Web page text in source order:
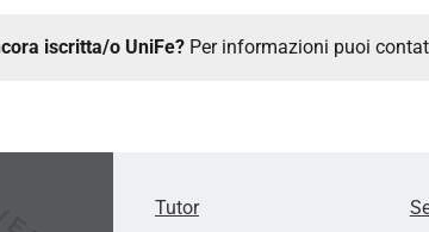
iscritta/o UniFe? Per informazioni puoi
Tutor